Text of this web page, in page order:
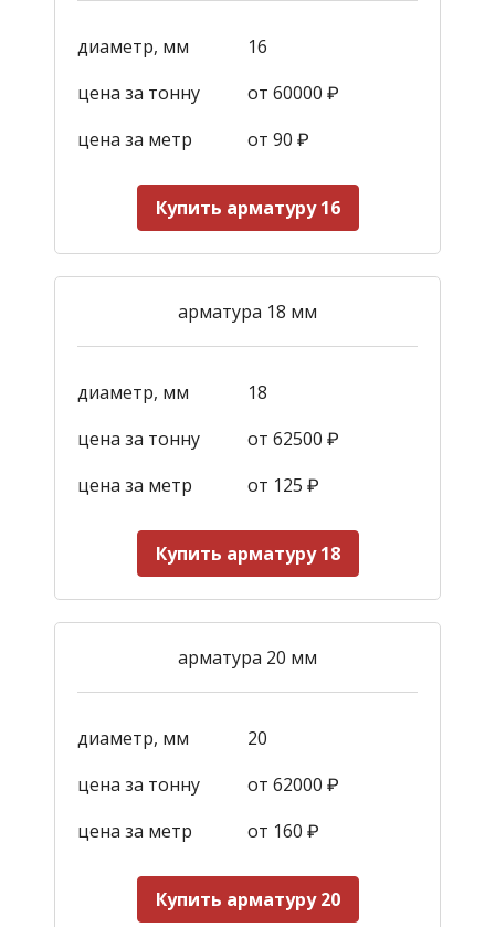
диаметр, мм
16
цена за тонну
от 60000 ₽
цена за метр
от 90 ₽
Купить арматуру 16
арматура 18 мм
диаметр, мм
18
цена за тонну
от 62500 ₽
цена за метр
от 125 ₽
Купить арматуру 18
арматура 20 мм
диаметр, мм
20
цена за тонну
от 62000 ₽
цена за метр
от 160 ₽
Купить арматуру 20